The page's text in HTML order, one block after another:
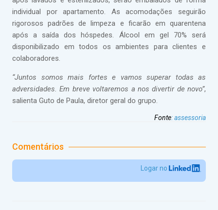
individual por apartamento. As acomodações seguirão
rigorosos padrões de limpeza e ficarão em quarentena
após a saída dos hóspedes. Álcool em gel 70% será
disponibilizado em todos os ambientes para clientes e
colaboradores.
“Juntos somos mais fortes e vamos superar todas as
adversidades. Em breve voltaremos a nos divertir de novo”,
salienta Guto de Paula, diretor geral do grupo.
Fonte:assessoria
Comentários
Logar no